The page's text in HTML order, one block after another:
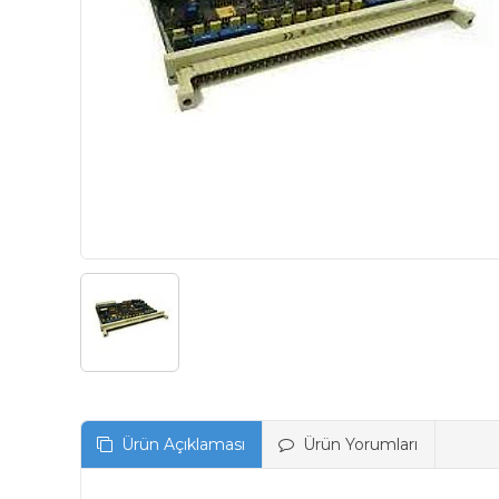
Ürün Açıklaması Ürün Yorumları